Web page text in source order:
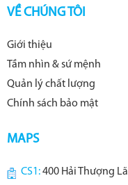
VỀ CHÚNG TÔI
Giới thiệu
Tầm nhìn & sứ mệnh
Quản lý chất lượng
Chính sách bảo mật
MAPS
CS1:400 Hải Thượng